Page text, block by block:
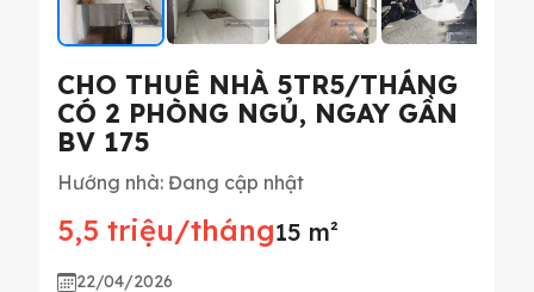
CHO THUÊ NHÀ 5TR5/THÁNG
CÓ 2 PHÒNG NGỦ, NGAY GẦN
BV 175
Hướng nhà: Đang cập nhật
5,5 triệu/tháng15 m²
22/04/2026